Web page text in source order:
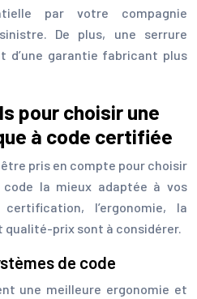
par votre compagnie
De plus, une serrure
d’une garantie fabricant plus
pour choisir une
à code certifiée
pris en compte pour choisir
la mieux adaptée à vos
l’ergonomie, la
prix sont à considérer.
de code
une meilleure ergonomie et